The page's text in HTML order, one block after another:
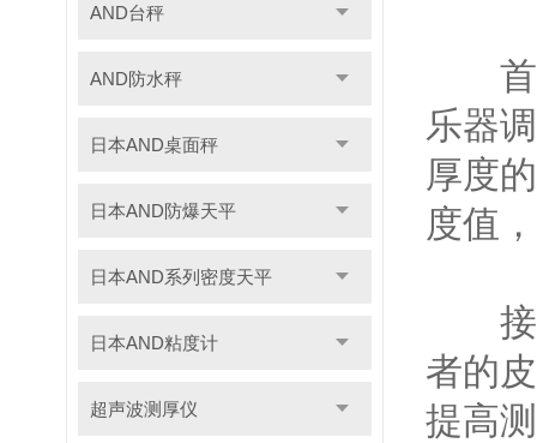
AND台秤
AND防水秤
日本AND桌面秤
日本AND防爆天平
日本AND系列密度天平
日本AND粘度计
超声波测厚仪
首先
乐器
厚度
度值
接下
者的
提高